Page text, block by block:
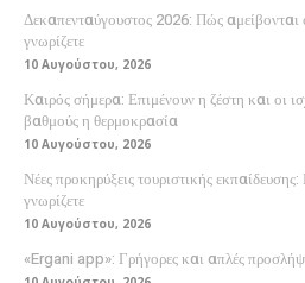
Δεκαπενταύγουστος 2026: Πώς αμείβονται
γνωρίζετε
10 Αυγούστου, 2026
Καιρός σήμερα: Επιμένουν η ζέστη και οι
βαθμούς η θερμοκρασία
10 Αυγούστου, 2026
Νέες προκηρύξεις τουριστικής
γνωρίζετε
10 Αυγούστου, 2026
«Ergani app»: Γρήγορες και απλές